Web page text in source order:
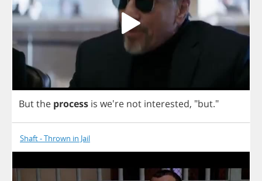
Butthe process is we're not interested, "but."
Shaft - Thrown in Jail